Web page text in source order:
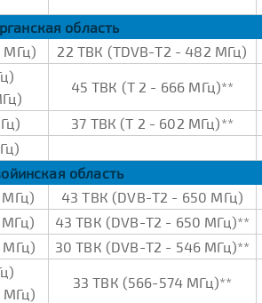
область
МГц) 22 ТВК (ТDVB-Т2 - 482 МГц)
45 ТВК (Т 2 - 666 МГц)**
37 ТВК (Т 2 - 602 МГц)**
область
МГц) 43 ТВК (DVB-Т2 - 650 МГц)
МГц) 43 ТВК (DVB-Т2 - 650 МГц)**
МГц) 30 ТВК (DVB-Т2 - 546 МГц)**
МГц)
33 ТВК (566-574 МГц)**